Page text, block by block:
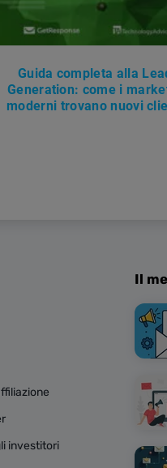
Guida completa alla
Generation: come i
moderni trovano nuovi
investitori
Il